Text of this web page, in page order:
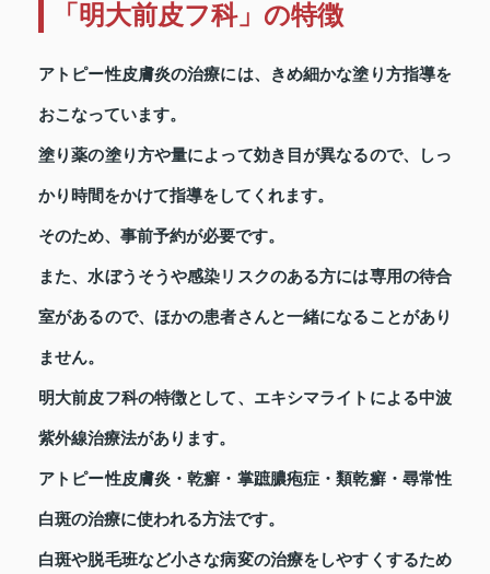
「明大前皮フ科」の特徴
アトピー性皮膚炎の治療には、きめ細かな塗り方指導を
おこなっています。
塗り薬の塗り方や量によって効き目が異なるので、しっ
かり時間をかけて指導をしてくれます。
そのため、事前予約が必要です。
また、水ぼうそうや感染リスクのある方には専用の待合
室があるので、ほかの患者さんと一緒になることがあり
ません。
明大前皮フ科の特徴として、エキシマライトによる中波
紫外線治療法があります。
アトピー性皮膚炎・乾癬・掌蹠膿疱症・類乾癬・尋常性
白斑の治療に使われる方法です。
白斑や脱毛班など小さな病変の治療をしやすくするため